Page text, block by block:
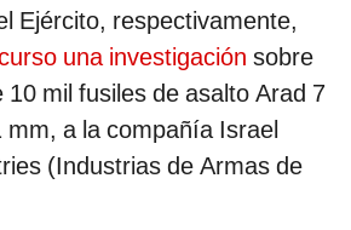
Ejército, respectivamente,
una investigación sobre
10 mil fusiles de asalto Arad 7
mm, a la compañía Israel
(Industrias de Armas de